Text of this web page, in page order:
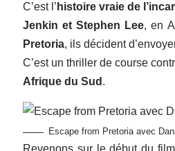
C’est l’ histoire vraie de
Jenkin et Stephen Lee, en
Pretoria, ils décident
C’est un thriller de course
Afrique du Sud .
Escape from Pretoria avec